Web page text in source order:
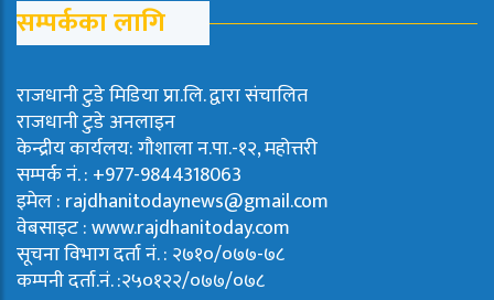
सम्पर्कका लागि
राजधानी टुडे मिडिया प्रा.लि. द्वारा संचालित
राजधानी टुडे अनलाइन
केन्द्रीय कार्यलय: गौशाला न.पा.-१२, महोत्तरी
सम्पर्क नं. : +977-9844318063
इमेल : rajdhanitodaynews@gmail.com
वेबसाइट : www.rajdhanitoday.com
सूचना विभाग दर्ता नं. : २७१०/०७७-७८
कम्पनी दर्ता.नं. :२५०१२२/०७७/०७८